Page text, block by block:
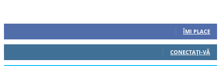
ÎMI PLACE
CONECTAȚI-VĂ